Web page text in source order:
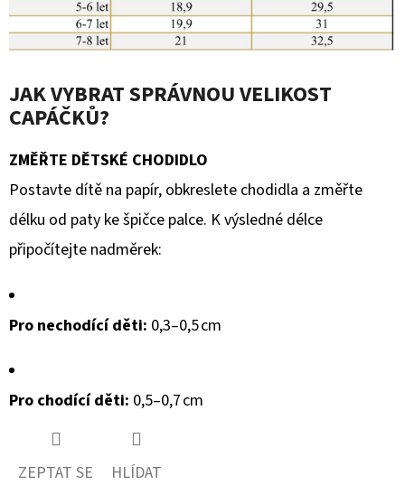
JAK VYBRAT SPRÁVNOU VELIKOST
CAPÁČKŮ?
ZMĚŘTE DĚTSKÉ CHODIDLO
Postavte dítě na papír, obkreslete chodidla a změřte
délku od paty ke špičce palce. K výsledné délce
připočítejte nadměrek:
Pro nechodící děti: 0,3–0,5 cm
Pro chodící děti: 0,5–0,7 cm
ZEPTAT SE
HLÍDAT